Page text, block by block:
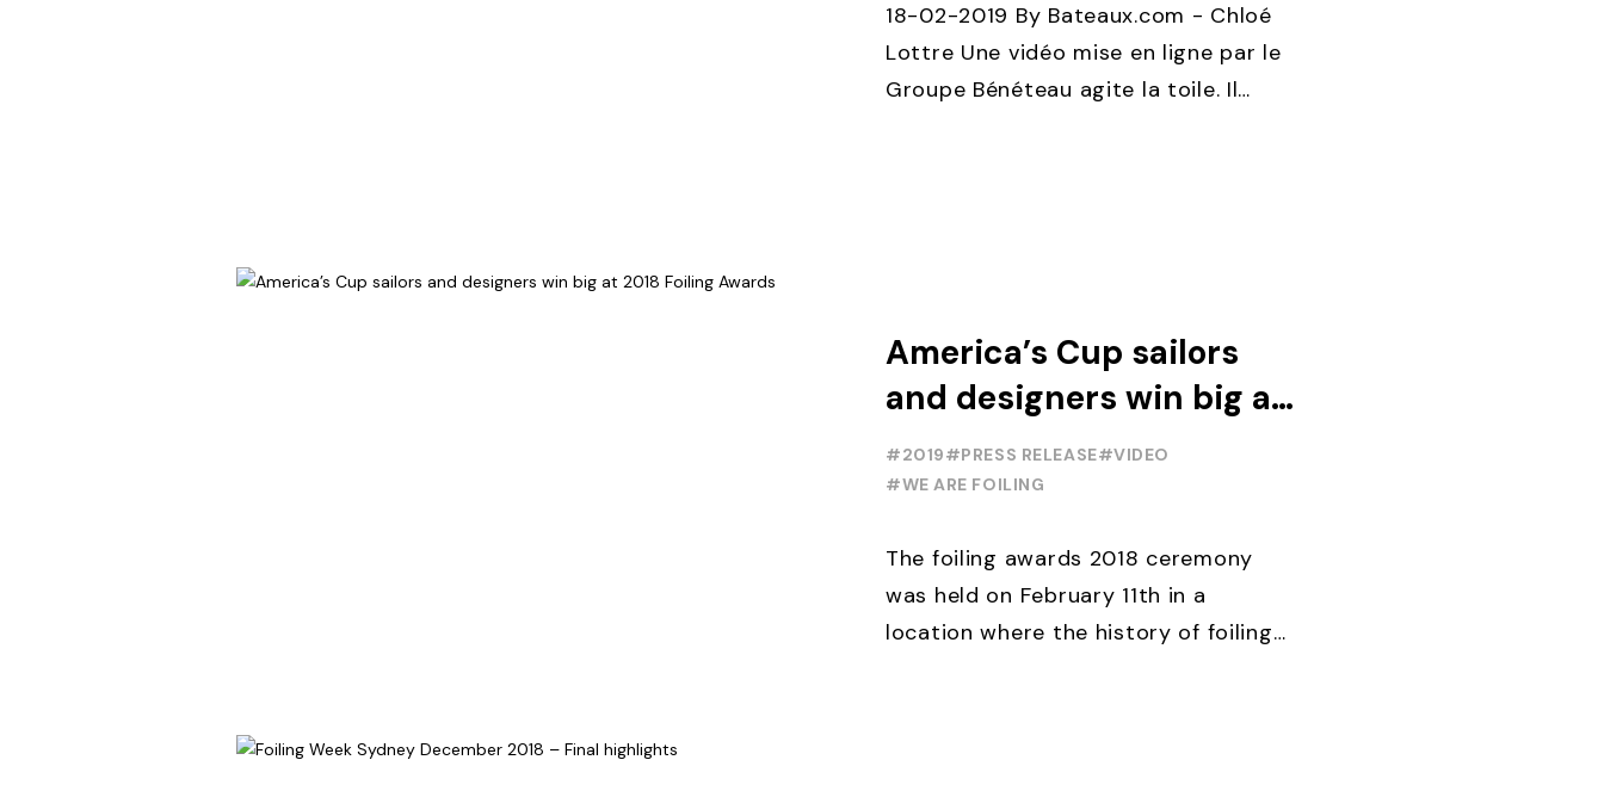
18-02-2019 By Bateaux.com - Chloé
Lottre Une vidéo mise en ligne par le
Groupe Bénéteau agite la toile. Il
America’s Cup sailors
and designers win big at
2018 Foiling Awards
#2019#PRESS RELEASE#VIDEO
#WE ARE FOILING
The foiling awards 2018 ceremony
was held on February 11th in a
location where the history of foiling